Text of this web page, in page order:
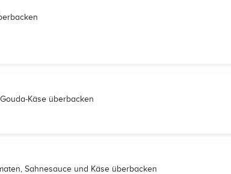
Käse überbacken
Sahnesauce und Käse überbacken